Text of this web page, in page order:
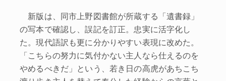
新版は、同市上野図書館が所蔵する「遺書録」
の写本で確認し、誤記を訂正。忠実に活字化し
た。現代語訳も更に分かりやすい表現に改めた。
「こちらの努力に気付かない主人なら仕えるのを
やめるべきだ」という、若き日の高虎があちこち